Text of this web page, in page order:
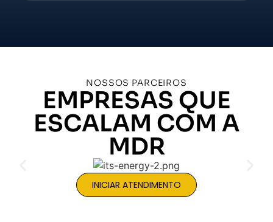
NOSSOS PARCEIROS
EMPRESAS QUE
ESCALAM COM A
MDR
INICIAR ATENDIMENTO